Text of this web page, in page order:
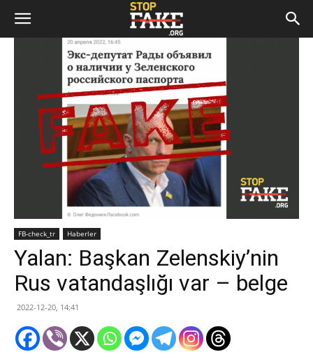
FB-check_tr Haberler
Yalan: Başkan Zelenskiy’nin
Rus vatandaşlığı var – belge
2022-12-20, 14:41